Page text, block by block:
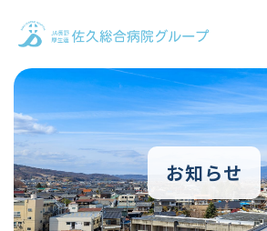
お知らせ